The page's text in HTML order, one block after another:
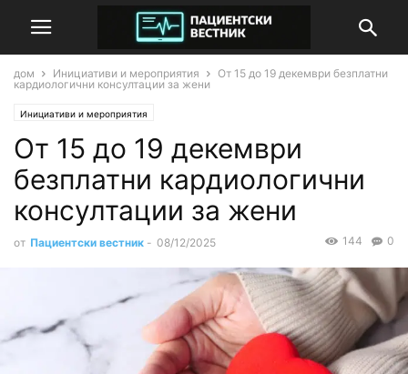
дом Инициативи и мероприятия
От 15 до 19 декември безплатни
кардиологични консултации за жени
Инициативи и мероприятия
От 15 до 19 декември
безплатни кардиологични
консултации за жени
от Пациентски вестник - 08/12/2025 0
144